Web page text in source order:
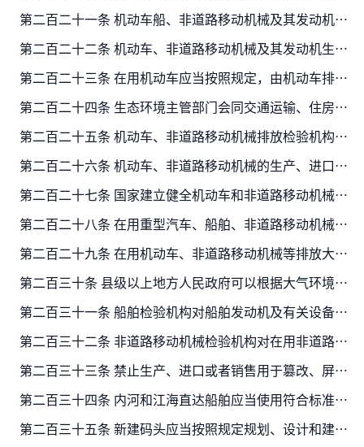
第二百二十一条 机动车船、非道路移动机械及其发动机不得超过标准排放大气污染物。
第二百二十二条 机动车、非道路移动机械及其发动机生产企业应当对新生产的机动车、非道路移动机械及其发动机进行排放检验。经检验合格的，方可出厂销售。检验信息应当向社会公开，并报生态…
第二百二十三条 在用机动车应当按照规定，由机动车排放检验机构定期对其进行排放检验。经检验合格的，方可上道路行驶。未经检验合格的，公安机关交通管理部门不得核发安全技术检验合格标志…
第二百二十四条 生态环境主管部门会同交通运输、住房城乡建设、农业农村、水行政等有关部门对在用非道路移动机械的大气污染物排放状况、排放控制系统运行情况进行监督检查；排放不合格的，…
第二百二十五条 机动车、非道路移动机械排放检验机构应当依法通过计量认证，使用经依法检定合格的机动车、非道路移动机械排放检验设备，按照国务院生态环境主管部门制定的规范，对机动车、…
第二百二十六条 机动车、非道路移动机械的生产、进口企业应当向社会公开其生产、进口机动车车型、非道路移动机械机型的排放检验信息、污染控制技术信息和有关维修技术信息。
第二百二十七条 国家建立健全机动车和非道路移动机械环保召回制度。
第二百二十八条 在用重型汽车、船舶、非道路移动机械等未按照规定安装排放控制系统或者排放控制系统不符合要求，不能达标排放的，应当加装或者更换符合要求的排放控制系统，或者采取其他有…
第二百二十九条 在用机动车、非道路移动机械等排放大气污染物超过标准的，应当进行维修；经维修或者采用污染控制技术后，大气污染物排放仍不符合国家排放标准的，应当强制报废。其所有人应…
第二百三十条 县级以上地方人民政府可以根据大气环境质量状况，划定并公布禁止使用高排放非道路移动机械的区域。
第二百三十一条 船舶检验机构对船舶发动机及有关设备进行排放检验。经检验符合国家排放标准的，船舶方可运营。
第二百三十二条 非道路移动机械检验机构对在用非道路移动机械进行排放检验。经检验符合国家排放标准的，方可运营。
第二百三十三条 禁止生产、进口或者销售用于篡改、屏蔽、伪造机动车船、非道路移动机械及其发动机排放检验数据的装置和为虚假排放检验提供条件的检验设备。
第二百三十四条 内河和江海直达船舶应当使用符合标准的燃油。远洋船舶靠港后应当使用符合大气污染物控制要求的燃油。
第二百三十五条 新建码头应当按照规定规划、设计和建设岸基供电设施；已建成的码头应当按照规定逐步实施岸基供电设施改造。具备岸电使用条件的船舶靠港应当按照国家规定使用岸电，但是使用…